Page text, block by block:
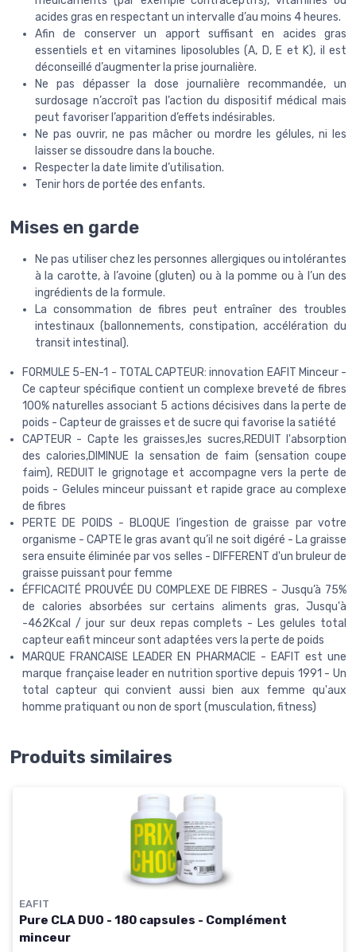
acides gras en respectant un intervalle d’au moins 4 heures.
Afin de conserver un apport suffisant en acides gras
essentiels et en vitamines liposolubles (A, D, E et K), il est
déconseillé d’augmenter la prise journalière.
Ne pas dépasser la dose journalière recommandée, un
surdosage n’accroît pas l’action du dispositif médical mais
peut favoriser l’apparition d’effets indésirables.
Ne pas ouvrir, ne pas mâcher ou mordre les gélules, ni les
laisser se dissoudre dans la bouche.
Respecter la date limite d’utilisation.
Tenir hors de portée des enfants.
Mises en garde
Ne pas utiliser chez les personnes allergiques ou intolérantes
à la carotte, à l’avoine (gluten) ou à la pomme ou à l’un des
ingrédients de la formule.
La consommation de fibres peut entraîner des troubles
intestinaux (ballonnements, constipation, accélération du
transit intestinal).
FORMULE 5-EN-1 - TOTAL CAPTEUR: innovation EAFIT Minceur -
Ce capteur spécifique contient un complexe breveté de fibres
100% naturelles associant 5 actions décisives dans la perte de
poids - Capteur de graisses et de sucre qui favorise la satiété
CAPTEUR - Capte les graisses,les sucres,REDUIT l'absorption
des calories,DIMINUE la sensation de faim (sensation coupe
faim), REDUIT le grignotage et accompagne vers la perte de
poids - Gelules minceur puissant et rapide grace au complexe
de fibres
PERTE DE POIDS - BLOQUE l’ingestion de graisse par votre
organisme - CAPTE le gras avant qu’il ne soit digéré - La graisse
sera ensuite éliminée par vos selles - DIFFERENT d'un bruleur de
graisse puissant pour femme
ÉFFICACITÉ PROUVÉE DU COMPLEXE DE FIBRES - Jusqu’à 75%
de calories absorbées sur certains aliments gras, Jusqu'à
-462Kcal / jour sur deux repas complets - Les gelules total
capteur eafit minceur sont adaptées vers la perte de poids
MARQUE FRANCAISE LEADER EN PHARMACIE - EAFIT est une
marque française leader en nutrition sportive depuis 1991 - Un
total capteur qui convient aussi bien aux femme qu'aux
homme pratiquant ou non de sport (musculation, fitness)
Produits similaires
EAFIT
Pure CLA DUO - 180 capsules - Complément
minceur